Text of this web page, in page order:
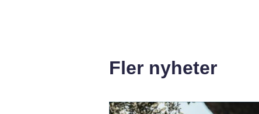
Fler nyheter